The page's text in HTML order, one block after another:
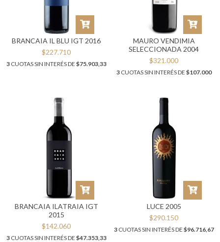
BRANCAIA IL BLU IGT 2016
$227.710
3CUOTAS SIN INTERÉS DE $75.903,33
MAURO VENDIMIA
SELECCIONADA 2004
$321.000
3CUOTAS SIN INTERÉS DE $107.000
BRANCAIA ILATRAIA IGT
2015
$142.060
3CUOTAS SIN INTERÉS DE $47.353,33
LUCE 2005
$290.150
3CUOTAS SIN INTERÉS DE $96.716,67